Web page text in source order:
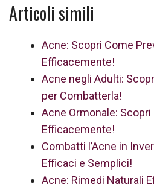
Articoli simili
Acne: Scopri Come
Efficacemente!
Acne negli Adulti:
per Combatterla!
Acne Ormonale:
Efficacemente!
Combatti l’Acne in
Efficaci e Semplici!
Acne: Rimedi Naturali